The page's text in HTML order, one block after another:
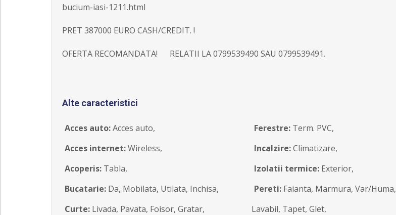
bucium-iasi-1211.html
PRET 387000 EURO CASH/CREDIT. !
OFERTA RECOMANDATA! RELATII LA 0799539490 SAU 0799539491.
Alte caracteristici
Acces auto:Acces auto,
Acces internet:Wireless,
Acoperis: Tabla,
Bucatarie: Da, Mobilata, Utilata, Inchisa,
Curte: Livada, Pavata, Foisor, Gratar,
Ferestre: Term. PVC,
Incalzire:Climatizare,
Izolatii termice: Exterior,
Pereti: Faianta, Marmura, Var/Huma,
Lavabil, Tapet, Glet,